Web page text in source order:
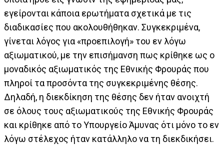
εγείρονται κάποια ερωτήματα σχετικά με τις
διαδικασίες που ακολουθήθηκαν. Συγκεκριμένα,
γίνεται λόγος για «προεπιλογή» του εν λόγω
αξιωματικού, με την επισήμανση πως κρίθηκε ως ο
μοναδικός αξιωματικός της Εθνικής Φρουράς που
πληροί τα προσόντα της συγκεκριμένης θέσης.
Δηλαδή, η διεκδίκηση της θέσης δεν ήταν ανοιχτή
σε όλους τους αξιωματικούς της Εθνικής Φρουράς
και κρίθηκε από το Υπουργείο Άμυνας ότι μόνο το εν
λόγω στέλεχος ήταν κατάλληλο να τη διεκδικήσει.